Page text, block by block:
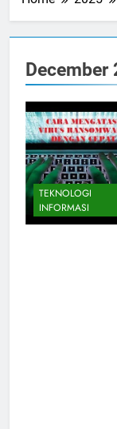
December
TEKNOLOGI
INFORMASI